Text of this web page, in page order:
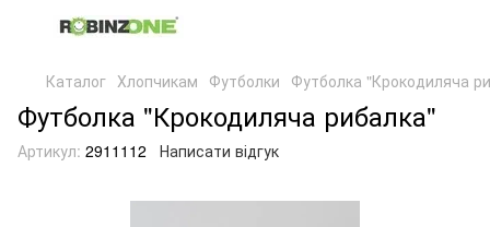
Каталог Хлопчикам Футболки Футболка "Крокодиляча
Футболка "Крокодиляча рибалка"
Артикул: 2911112 Написати відгук